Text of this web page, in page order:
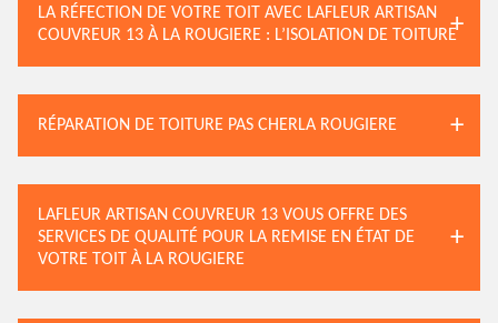
LA RÉFECTION DE VOTRE TOIT AVEC LAFLEUR ARTISAN
COUVREUR 13 À LA ROUGIERE : L’ISOLATION DE TOITURE
RÉPARATION DE TOITURE PAS CHERLA ROUGIERE
LAFLEUR ARTISAN COUVREUR 13 VOUS OFFRE DES
SERVICES DE QUALITÉ POUR LA REMISE EN ÉTAT DE
VOTRE TOIT À LA ROUGIERE